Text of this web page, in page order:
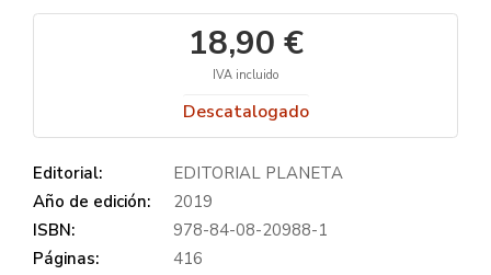
18,90 €
IVA incluido
Descatalogado
Editorial:
EDITORIAL PLANETA
Año de edición:
2019
ISBN:
978-84-08-20988-1
Páginas:
416